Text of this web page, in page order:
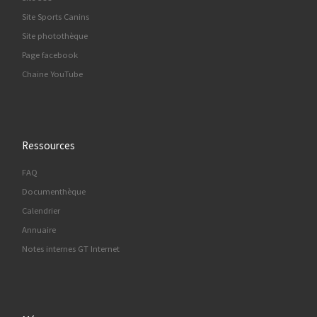
Site Sports Canins
Site photothèque
Page facebook
Chaine YouTube
Ressources
FAQ
Documenthèque
Calendrier
Annuaire
Notes internes GT Internet